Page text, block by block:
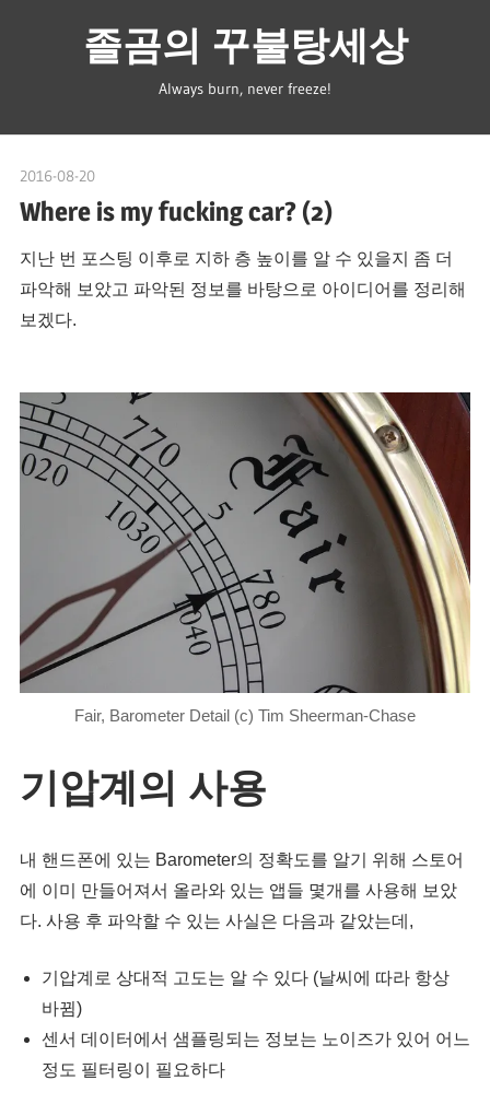
졸곰의 꾸불탕세상
Always burn, never freeze!
2016-08-20
Where is my fucking car? (2)
지난 번 포스팅 이후로 지하 층 높이를 알 수 있을지 좀 더
파악해 보았고 파악된 정보를 바탕으로 아이디어를 정리해
보겠다.
Fair, Barometer Detail (c) Tim Sheerman-Chase
기압계의 사용
내 핸드폰에 있는 Barometer의 정확도를 알기 위해 스토어
에 이미 만들어져서 올라와 있는 앱들 몇개를 사용해 보았
다. 사용 후 파악할 수 있는 사실은 다음과 같았는데,
기압계로 상대적 고도는 알 수 있다 (날씨에 따라 항상
바뀜)
센서 데이터에서 샘플링되는 정보는 노이즈가 있어 어느
정도 필터링이 필요하다